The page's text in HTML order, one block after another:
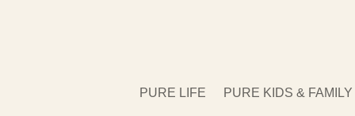
PURE LIFE PURE KIDS & FAMILY